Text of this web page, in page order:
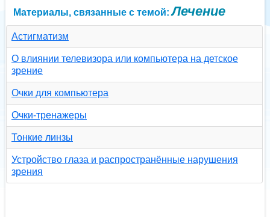
Материалы, связанные с темой:Лечение
Астигматизм
О влиянии телевизора или компьютера на детское
зрение
Очки для компьютера
Очки-тренажеры
Тонкие линзы
Устройство глаза и распространённые нарушения
зрения